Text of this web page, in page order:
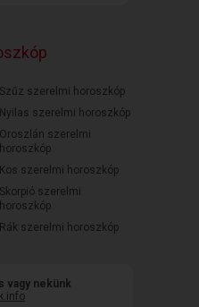
Szűz szerelmi horoszkóp
Nyilas szerelmi horoszkóp
Oroszlán szerelmi
horoszkóp
Kos szerelmi horoszkóp
Skorpió szerelmi
horoszkóp
Rák szerelmi horoszkóp
vagy nekünk